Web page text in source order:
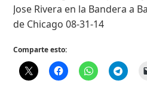
Jose Rivera en la Bandera a
de Chicago 08-31-14
Comparte esto: